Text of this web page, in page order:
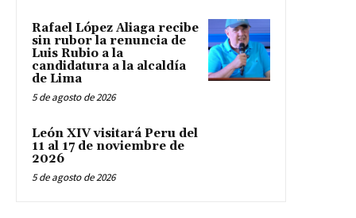
Rafael López Aliaga recibe
sin rubor la renuncia de
Luis Rubio a la
candidatura a la alcaldía
de Lima
5 de agosto de 2026
León XIV visitará Peru del
11 al 17 de noviembre de
2026
5 de agosto de 2026